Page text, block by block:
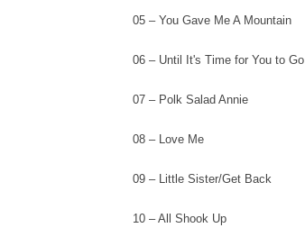
05 – You Gave Me A Mountain
06 – Until It's Time for You to Go
07 – Polk Salad Annie
08 – Love Me
09 – Little Sister/Get Back
10 – All Shook Up